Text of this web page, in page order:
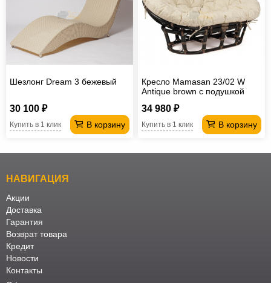
Шезлонг Dream 3 бежевый
30 100 ₽
В корзину
Купить в 1 клик
Кресло Mamasan 23/02 W
Antique brown с подушкой
34 980 ₽
В корзину
Купить в 1 клик
НАВИГАЦИЯ
Акции
Доставка
Гарантия
Возврат товара
Кредит
Новости
Контакты